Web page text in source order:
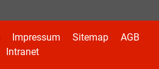
Impressum Sitemap
AGB
Intranet